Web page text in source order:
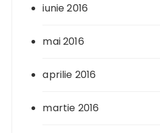
iunie 2016
mai 2016
aprilie 2016
martie 2016